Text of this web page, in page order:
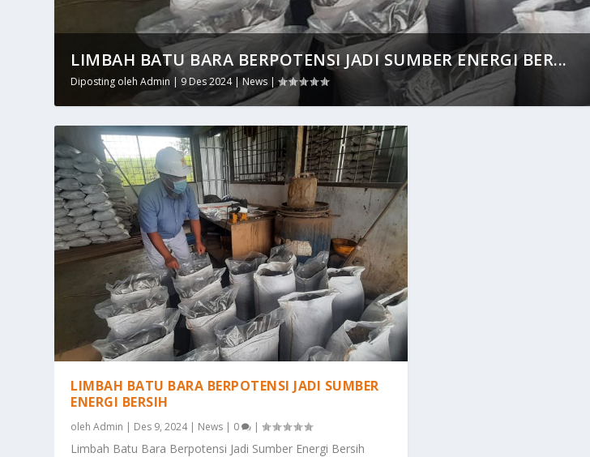
LIMBAH BATU BARA BERPOTENSI JADI SUMBER ENERGI BER...
Diposting olehAdmin 9 Des 2024|News |
LIMBAH BATU BARA BERPOTENSI JADI SUMBER
ENERGI BERSIH
olehAdmin | Des 9, 2024| News | 0 |
Limbah Batu Bara Berpotensi Jadi Sumber Energi Bersih